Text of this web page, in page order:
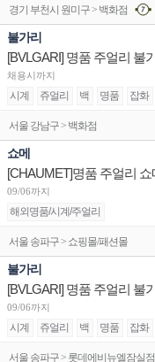
경기 부천시 원미구 > 백화점
불가리
채용시까지
시계 쥬얼리 백 명품 잡화
서울 강남구 > 백화점
쇼메
09/06까지
해외명품/시계/주얼리
서울 송파구 > 쇼핑몰/패션몰
불가리
09/06까지
시계 쥬얼리 백 명품 잡화
서울 송파구 > 롯데에비뉴엘잠실점